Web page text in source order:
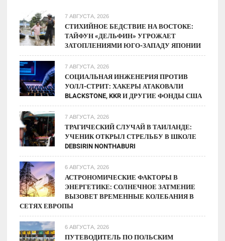
ценовой
динамики
до
конца
года
7 АВГУСТА, 2026
СТИХИЙНОЕ БЕДСТВИЕ НА ВОСТОКЕ:
ТАЙФУН «ДЕЛЬФИН» УГРОЖАЕТ
ЗАТОПЛЕНИЯМИ ЮГО-ЗАПАДУ ЯПОНИИ
7 АВГУСТА, 2026
СОЦИАЛЬНАЯ ИНЖЕНЕРИЯ ПРОТИВ
УОЛЛ-СТРИТ: ХАКЕРЫ АТАКОВАЛИ
BLACKSTONE, KKR И ДРУГИЕ ФОНДЫ США
7 АВГУСТА, 2026
ТРАГИЧЕСКИЙ СЛУЧАЙ В ТАИЛАНДЕ:
УЧЕНИК ОТКРЫЛ СТРЕЛЬБУ В ШКОЛЕ
DEBSIRIN NONTHABURI
6 АВГУСТА, 2026
АСТРОНОМИЧЕСКИЕ ФАКТОРЫ В
ЭНЕРГЕТИКЕ: СОЛНЕЧНОЕ ЗАТМЕНИЕ
ВЫЗОВЕТ ВРЕМЕННЫЕ КОЛЕБАНИЯ В
СЕТЯХ ЕВРОПЫ
6 АВГУСТА, 2026
ПУТЕВОДИТЕЛЬ ПО ПОЛЬСКИМ